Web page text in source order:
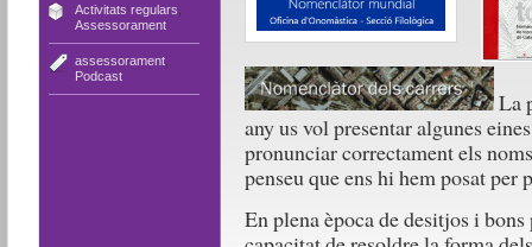
Activitats regulars
Assessorament
assessorament,
Podcast
La
any us vol presentar algunes
pronunciar correctament els
penseu que ens hi hem posat per
En plena època de desitjos i